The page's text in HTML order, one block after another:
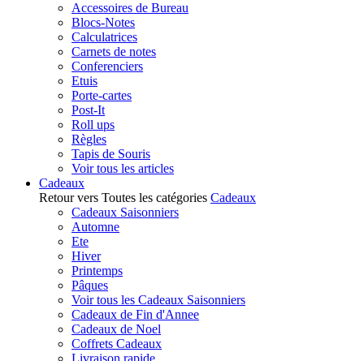
Accessoires de Bureau
Blocs-Notes
Calculatrices
Carnets de notes
Conferenciers
Etuis
Porte-cartes
Post-It
Roll ups
Règles
Tapis de Souris
Voir tous les articles
Cadeaux
Retour vers Toutes les catégories Cadeaux
Cadeaux Saisonniers
Automne
Ete
Hiver
Printemps
Pâques
Voir tous les Cadeaux Saisonniers
Cadeaux de Fin d'Annee
Cadeaux de Noel
Coffrets Cadeaux
Livraison rapide